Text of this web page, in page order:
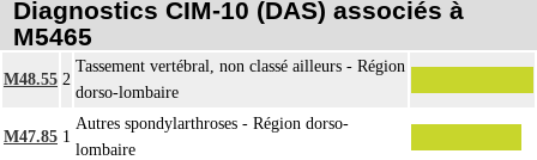
Diagnostics CIM-10 (DAS) associés à
M5465
M48.55 2
Tassement vertébral, non classé ailleurs - Région
dorso-lombaire
M47.85 1
Autres spondylarthroses - Région dorso-
lombaire